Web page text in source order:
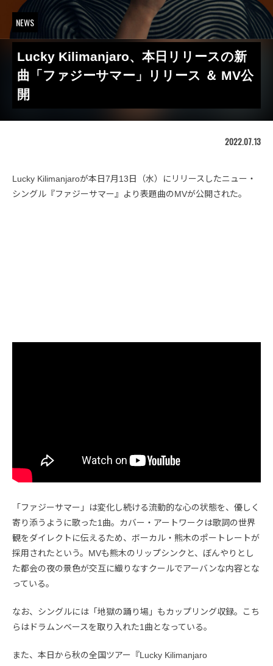
NEWS
Lucky Kilimanjaro、本日リリースの新
曲「ファジーサマー」リリース ＆ MV公
開
2022.07.13
Lucky Kilimanjaroが本日7月13日（水）にリリースしたニュー・
シングル『ファジーサマー』より表題曲のMVが公開された。
「ファジーサマー」は変化し続ける流動的な心の状態を、優しく
寄り添うように歌った1曲。カバー・アートワークは歌詞の世界
観をダイレクトに伝えるため、ボーカル・熊木のポートレートが
採用されたという。MVも熊木のリップシンクと、ぼんやりとし
た都会の夜の景色が交互に織りなすクールでアーバンな内容とな
っている。
なお、シングルには「地獄の踊り場」もカップリング収録。こち
らはドラムンベースを取り入れた1曲となっている。
また、本日から秋の全国ツアー『Lucky Kilimanjaro